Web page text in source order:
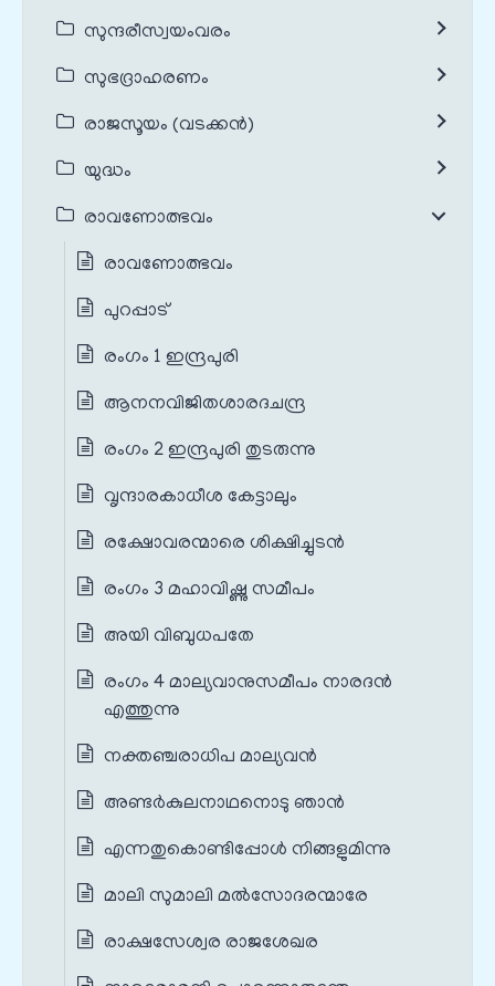
സുന്ദരീസ്വയംവരം
സുഭദ്രാഹരണം
രാജസൂയം (വടക്കൻ)
യുദ്ധം
രാവണോത്ഭവം
രാവണോത്ഭവം
പുറപ്പാട്
രംഗം 1 ഇന്ദ്രപുരി
ആനനവിജിതശാരദചന്ദ്ര
രംഗം 2 ഇന്ദ്രപുരി തുടരുന്നു
വൃന്ദാരകാധീശ കേട്ടാലും
രക്ഷോവരന്മാരെ ശിക്ഷിച്ചുടൻ
രംഗം 3 മഹാവിഷ്ണു സമീപം
അയി വിബുധപതേ
രംഗം 4 മാല്യവാനുസമീപം നാരദൻ
എത്തുന്നു
നക്തഞ്ചരാധിപ മാല്യവൻ
അണ്ടർകുലനാഥനൊടു ഞാൻ
എന്നതുകൊണ്ടിപ്പോൾ നിങ്ങളുമിന്നു
മാലി സുമാലി മൽസോദരന്മാരേ
രാക്ഷസേശ്വര രാജശേഖര